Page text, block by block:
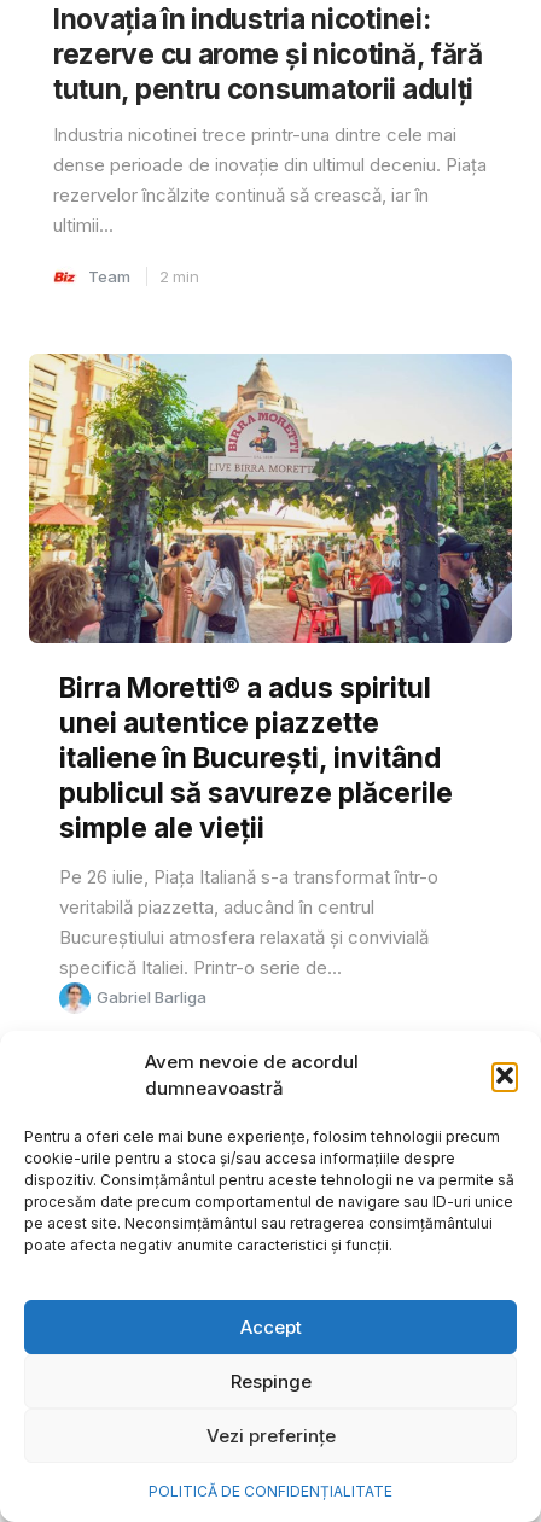
Avem nevoie de acordul
dumneavoastră
Pentru a oferi cele mai bune experiențe, folosim tehnologii precum
cookie-urile pentru a stoca și/sau accesa informațiile despre
dispozitiv. Consimțământul pentru aceste tehnologii ne va permite să
procesăm date precum comportamentul de navigare sau ID-uri unice
pe acest site. Neconsimțământul sau retragerea consimțământului
poate afecta negativ anumite caracteristici și funcții.
Accept
Respinge
Vezi preferințe
POLITICĂ DE CONFIDENȚIALITATE
Inovația în industria nicotinei:
rezerve cu arome și nicotină, fără
tutun, pentru consumatorii adulți
Industria nicotinei trece printr-una dintre cele mai
dense perioade de inovație din ultimul deceniu. Piața
rezervelor încălzite continuă să crească, iar în
ultimii...
Team 2 min
Birra Moretti® a adus spiritul
unei autentice piazzette
italiene în București, invitând
publicul să savureze plăcerile
simple ale vieții
Pe 26 iulie, Piața Italiană s-a transformat într-o
veritabilă piazzetta, aducând în centrul
Bucureștiului atmosfera relaxată și convivială
specifică Italiei. Printr-o serie de...
Gabriel Barliga
frumoase amintiri ale verii într-
o bijuterie Pandora pe care o